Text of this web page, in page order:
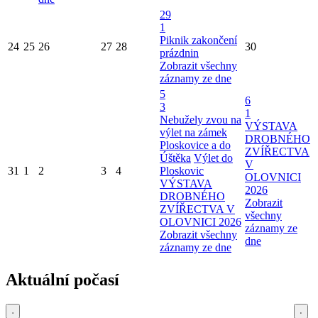
24 25 26 27 28
29
1
Piknik zakončení
prázdnin
Zobrazit všechny
záznamy ze dne
30
31 1 2 3 4
5
3
Nebužely zvou na
výlet na zámek
Ploskovice a do
Úštěka Výlet do
Ploskovic
VÝSTAVA
DROBNÉHO
ZVÍŘECTVA V
OLOVNICI 2026
Zobrazit všechny
záznamy ze dne
6
1
VÝSTAVA
DROBNÉHO
ZVÍŘECTVA
V
OLOVNICI
2026
Zobrazit
všechny
záznamy ze
dne
Aktuální počasí